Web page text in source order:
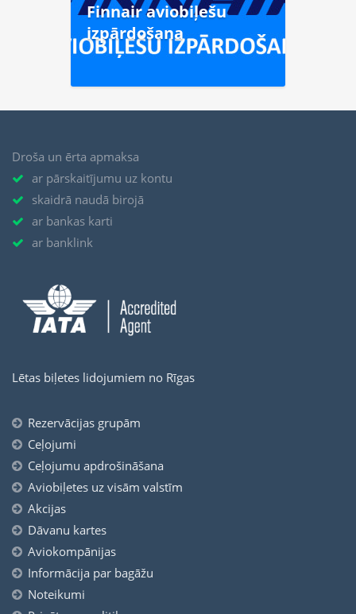
Finnair aviobiļešu
izpārdošana
Droša un ērta apmaksa
ar pārskaitījumu uz kontu
skaidrā naudā birojā
ar bankas karti
ar banklink
Lētas biļetes lidojumiem no Rīgas
Rezervācijas grupām
Ceļojumi
Ceļojumu apdrošināšana
Aviobiļetes uz visām valstīm
Akcijas
Dāvanu kartes
Aviokompānijas
Informācija par bagāžu
Noteikumi